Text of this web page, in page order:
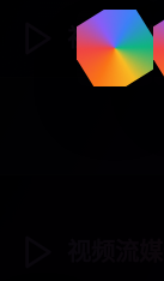
视频流